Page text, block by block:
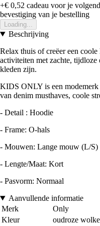
+€ 0,52 cadeau voor je
bevestiging van je bestelling
Loading...
Beschrijving
Relax thuis of creëer een
activiteiten met zachte,
kleden zijn.
KIDS ONLY is een
van denim musthaves, coole
- Detail : Hoodie
- Frame: O-hals
- Mouwen: Lange mouw (L/S)
- Lengte/Maat: Kort
- Pasvorm: Normaal
Aanvullende informatie
Merk
Only
Kleur
oudroze